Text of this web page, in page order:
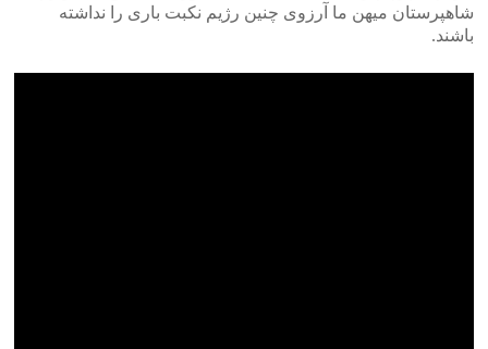
شاهپرستان میهن ما آرزوی چنین رژیم نکبت باری را نداشته
باشند.